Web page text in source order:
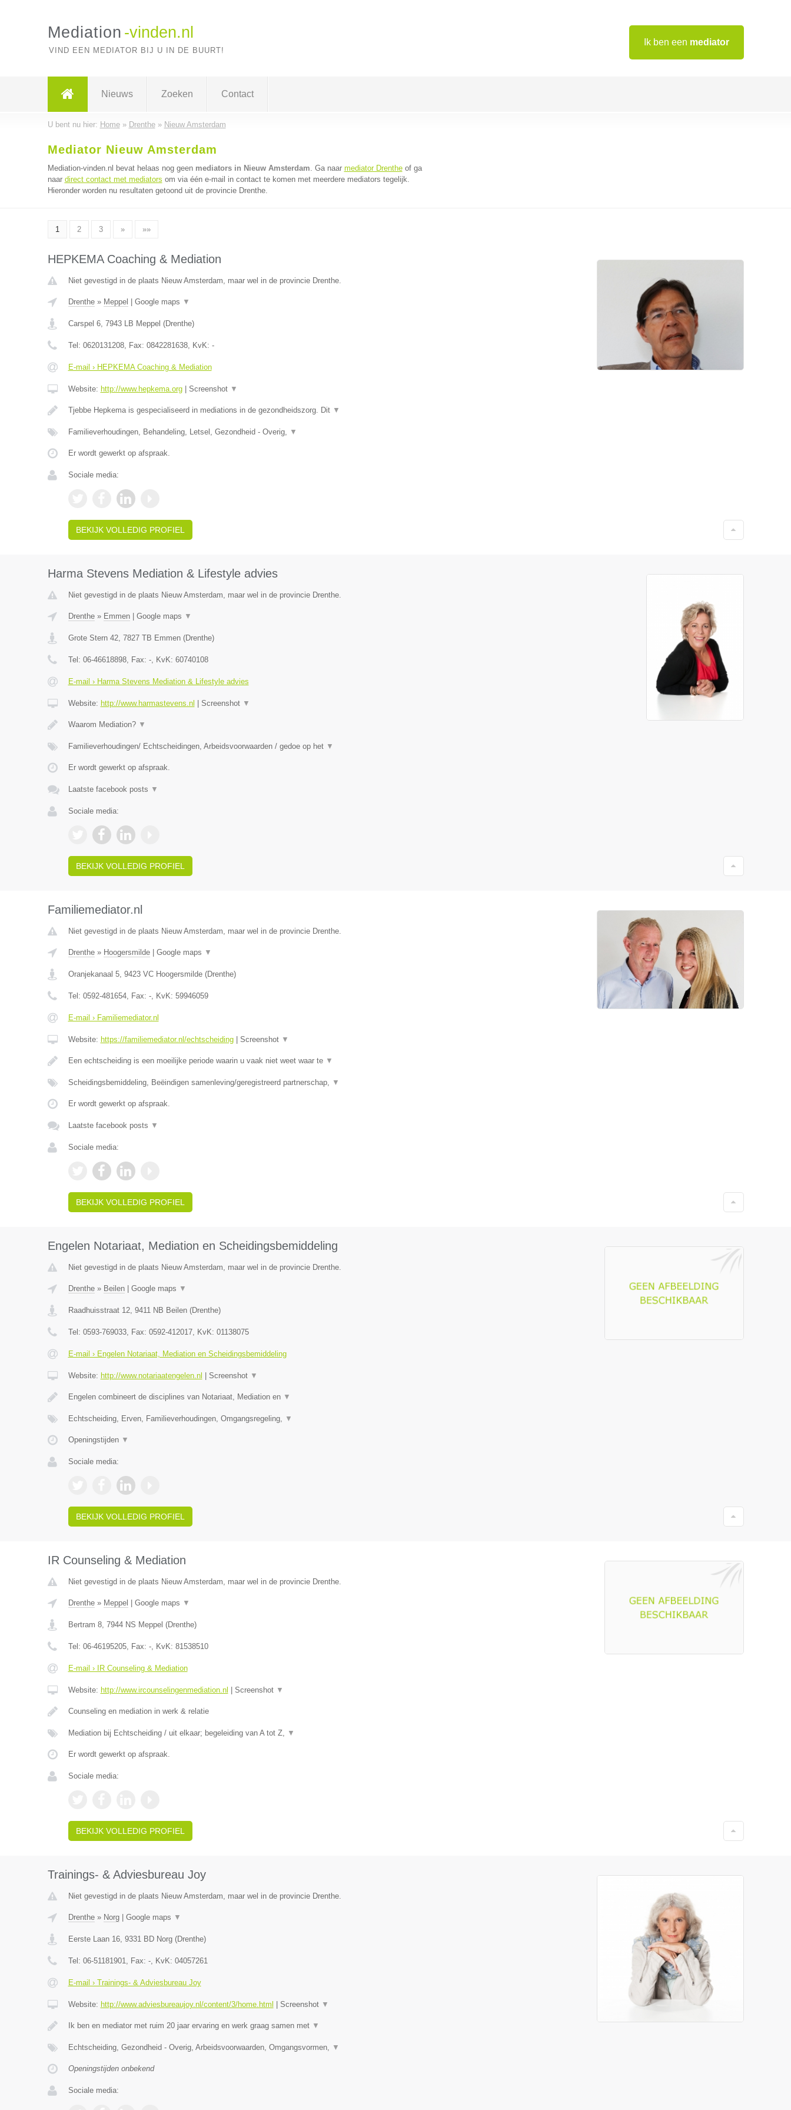
Ik ben een mediator
Mediation -vinden.nl
VIND EEN MEDIATOR BIJ U IN DE BUURT!
Nieuws Zoeken Contact
U bent nu hier: Home» Drenthe» Nieuw Amsterdam
Mediator Nieuw Amsterdam
Mediation-vinden.nl bevat helaas nog geen mediators in Nieuw Amsterdam. Ga naar mediator Drentheof ga
naar direct contact met mediators om via één e-mail in contact te komen met meerdere mediators tegelijk.
Hieronder worden nu resultaten getoond uit de provincie Drenthe.
1 2 3 » »»
HEPKEMA Coaching & Mediation
Niet gevestigd in de plaats Nieuw Amsterdam, maar wel in de provincie Drenthe.
Drenthe» Meppel Google maps ▼
Carspel 6, 7943 LB Meppel (Drenthe)
Tel: 0620131208, Fax: 0842281638, KvK: -
E-mail › HEPKEMA Coaching & Mediation
Website: http://www.hepkema.org| Screenshot ▼
Tjebbe Hepkema is gespecialiseerd in mediations in de gezondheidszorg. Dit ▼
Familieverhoudingen, Behandeling, Letsel, Gezondheid - Overig, ▼
Er wordt gewerkt op afspraak.
Sociale media:
BEKIJK VOLLEDIG PROFIEL
Harma Stevens Mediation & Lifestyle advies
Niet gevestigd in de plaats Nieuw Amsterdam, maar wel in de provincie Drenthe.
Drenthe» Emmen| Google maps ▼
Grote Stern 42, 7827 TB Emmen(Drenthe)
Tel: 06-46618898, Fax: -, KvK: 60740108
E-mail › Harma Stevens Mediation & Lifestyle advies
Website: http://www.harmastevens.nl Screenshot ▼
Waarom Mediation? ▼
Familieverhoudingen/ Echtscheidingen, Arbeidsvoorwaarden / gedoe op het ▼
Er wordt gewerkt op afspraak.
Laatste facebook posts ▼
Sociale media:
BEKIJK VOLLEDIG PROFIEL
Familiemediator.nl
Niet gevestigd in de plaats Nieuw Amsterdam, maar wel in de provincie Drenthe.
Drenthe» Hoogersmilde| Google maps ▼
Oranjekanaal 5, 9423 VC Hoogersmilde(Drenthe)
Tel: 0592-481654, Fax: -, KvK: 59946059
E-mail › Familiemediator.nl
Website: https://familiemediator.nl/echtscheiding| Screenshot ▼
Een echtscheiding is een moeilijke periode waarin u vaak niet weet waar te ▼
Scheidingsbemiddeling, Beëindigen samenleving/geregistreerd partnerschap, ▼
Er wordt gewerkt op afspraak.
Laatste facebook posts ▼
Sociale media:
BEKIJK VOLLEDIG PROFIEL
Engelen Notariaat, Mediation en Scheidingsbemiddeling
Niet gevestigd in de plaats Nieuw Amsterdam, maar wel in de provincie Drenthe.
Drenthe» Beilen| Google maps ▼
Raadhuisstraat 12, 9411 NB Beilen(Drenthe)
Tel: 0593-769033, Fax: 0592-412017, KvK: 01138075
E-mail › Engelen Notariaat, Mediation en Scheidingsbemiddeling
Website: http://www.notariaatengelen.nl Screenshot ▼
Engelen combineert de disciplines van Notariaat, Mediation en ▼
Echtscheiding, Erven, Familieverhoudingen, Omgangsregeling, ▼
Openingstijden ▼
Sociale media:
BEKIJK VOLLEDIG PROFIEL
IR Counseling & Mediation
Niet gevestigd in de plaats Nieuw Amsterdam, maar wel in de provincie Drenthe.
Drenthe» Meppel Google maps ▼
Bertram 8, 7944 NS Meppel (Drenthe)
Tel: 06-46195205, Fax: -, KvK: 81538510
E-mail › IR Counseling & Mediation
Website: http://www.ircounselingenmediation.nl Screenshot ▼
Counseling en mediation in werk & relatie
Mediation bij Echtscheiding / uit elkaar; begeleiding van A tot Z, ▼
Er wordt gewerkt op afspraak.
Sociale media:
BEKIJK VOLLEDIG PROFIEL
Trainings- & Adviesbureau Joy
Niet gevestigd in de plaats Nieuw Amsterdam, maar wel in de provincie Drenthe.
Drenthe» Norg| Google maps ▼
Eerste Laan 16, 9331 BD Norg(Drenthe)
Tel: 06-51181901, Fax: -, KvK: 04057261
E-mail › Trainings- & Adviesbureau Joy
Website: http://www.adviesbureaujoy.nl/content/3/home.html Screenshot ▼
Ik ben en mediator met ruim 20 jaar ervaring en werk graag samen met ▼
Echtscheiding, Gezondheid - Overig, Arbeidsvoorwaarden, Omgangsvormen, ▼
Openingstijden onbekend
Sociale media: